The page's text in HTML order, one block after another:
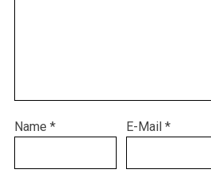
Name * E-Mail*